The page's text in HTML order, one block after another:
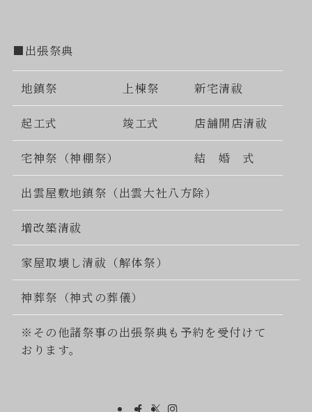
■出張祭典
地鎮祭 上棟祭 新宅清祓
起工式 竣工式 店舗開店清祓
宅神祭（神棚祭） 結 婚 式
出雲屋敷地鎮祭（出雲大社八方除）
増改築清祓
家屋取壊し清祓（解体祭）
神葬祭（神式の葬儀）
※その他諸祭事の出張祭典も予約を受付けて
おります。